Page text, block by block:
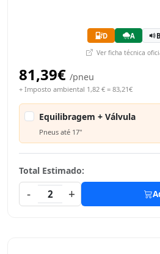
D A
Ver ficha técnica
81,39€ /pneu
+ Imposto ambiental 1,82 € = 83,21€
Equilibragem + Válvula
Pneus até 17"
Total Estimado:
-
2 +